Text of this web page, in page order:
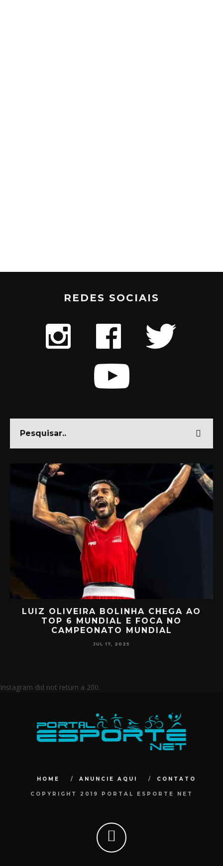
REDES SOCIAIS
LUIZ OLIVEIRA BOLINHA CHEGA AO
TOP 6 MUNDIAL E FOCA NO
CAMPEONATO MUNDIAL
JUL 17, 2025
Instagram did not return a 200.
HOME ANUNCIE AQUI CONTATO
COPYRIGHT 2019 PORTAL ESPORTE NET